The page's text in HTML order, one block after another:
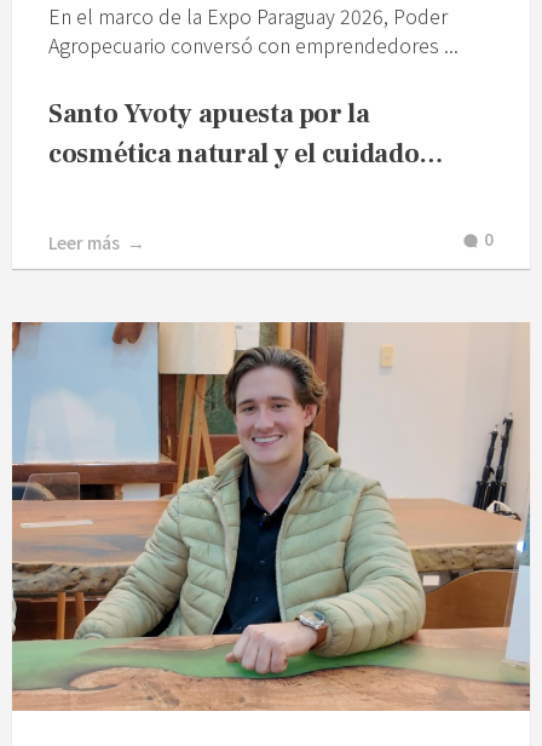
Santo Yvoty apuesta por la
cosmética natural y el cuidado…
En el marco de la Expo Paraguay 2026, Poder
Agropecuario conversó con emprendedores ...
Leer más 0